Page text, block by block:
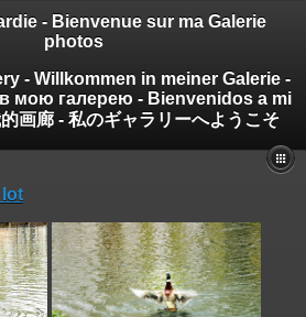
- Bienvenue sur ma Galerie
photos
- Willkommen in meiner Galerie -
мою галерею - Bienvenidos a mi
画廊 - 私のギャラリーへようこそ
lot